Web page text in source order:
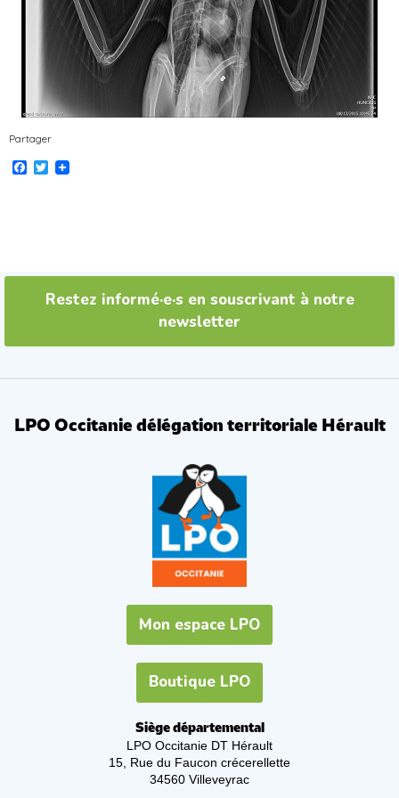
Partager
Facebook
Twitter
Restez informé·e·s en souscrivant à notre
newsletter
LPO Occitanie délégation territoriale Hérault
Mon espace LPO
Boutique LPO
Siège départemental
LPO Occitanie DT Hérault
15, Rue du Faucon crécerellette
34560 Villeveyrac